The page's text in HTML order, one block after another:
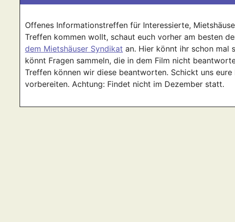
Offenes Informationstreffen für Interessierte,
Treffen kommen wollt, schaut euch vorher am besten
dem Mietshäuser Syndikat an. Hier könnt ihr schon mal
könnt Fragen sammeln, die in dem Film nicht
Treffen können wir diese beantworten. Schickt uns
vorbereiten. Achtung: Findet nicht im Dezember statt.